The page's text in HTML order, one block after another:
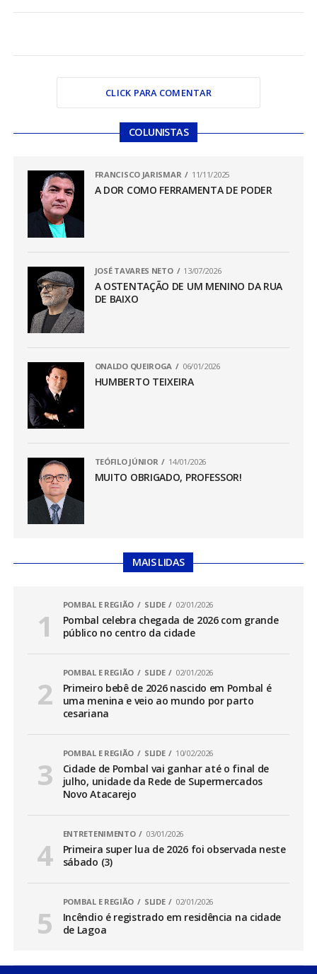
CLICK PARA COMENTAR
COLUNISTAS
FRANCISCO JARISMAR 11/11/2025
A DOR COMO FERRAMENTA DE PODER
JOSÉ TAVARES NETO 13/07/2026
A OSTENTAÇÃO DE UM MENINO DA RUA
DE BAIXO
ONALDO QUEIROGA 06/01/2026
HUMBERTO TEIXEIRA
TEÓFILO JÚNIOR 14/01/2026
MUITO OBRIGADO, PROFESSOR!
MAIS LIDAS
POMBAL E REGIÃO SLIDE 02/01/2026
Pombal celebra chegada de 2026 com grande
público no centro da cidade
POMBAL E REGIÃO SLIDE 02/01/2026
Primeiro bebê de 2026 nascido em Pombal é
uma menina e veio ao mundo por parto
cesariana
POMBAL E REGIÃO SLIDE 10/02/2026
Cidade de Pombal vai ganhar até o final de
julho, unidade da Rede de Supermercados
Novo Atacarejo
ENTRETENIMENTO 03/01/2026
Primeira super lua de 2026 foi observada neste
sábado (3)
POMBAL E REGIÃO SLIDE 02/01/2026
Incêndio é registrado em residência na cidade
de Lagoa